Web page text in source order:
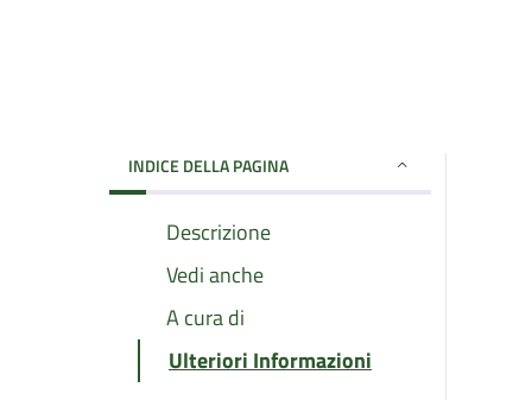
INDICE DELLA PAGINA
Descrizione
Vedi anche
A cura di
Ulteriori Informazioni